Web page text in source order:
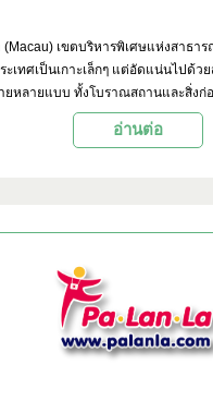
(Macau) เขตบริหารพิเศษแห่งสาธา
ะเทศเป็นเกาะเล็กๆ แต่อัดแน่นไปด้ว
ยหลายแบบ ทั้งโบราณสถานและสิ่งก่อ
เป็นหนึ่งในเป้าหมายของนักเดินทางช
งเพียง 2 ชั่วโมง Palanla จึงขอเอาใจ
อ่านต่อ